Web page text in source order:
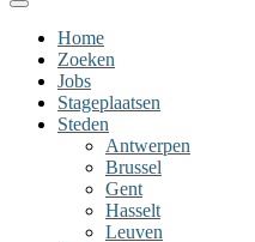
Home
Zoeken
Jobs
Stageplaatsen
Steden
Antwerpen
Brussel
Gent
Hasselt
Leuven